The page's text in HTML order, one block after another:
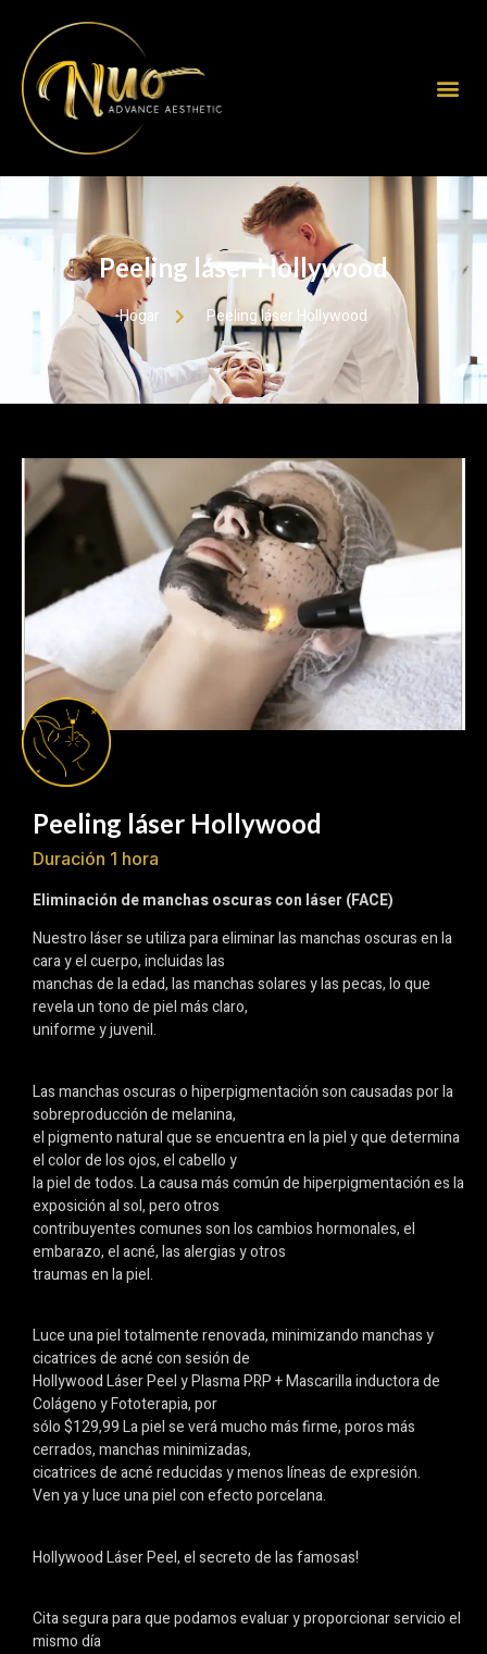
Peeling láser Hollywood
Hogar Peeling láser Hollywood
Peeling láser Hollywood
Duración 1 hora
Eliminación de manchas oscuras con láser (FACE)
Nuestro láser se utiliza para eliminar las manchas oscuras en la
cara y el cuerpo, incluidas las
manchas de la edad, las manchas solares y las pecas, lo que
revela un tono de piel más claro,
uniforme y juvenil.
Las manchas oscuras o hiperpigmentación son causadas por la
sobreproducción de melanina,
el pigmento natural que se encuentra en la piel y que determina
el color de los ojos, el cabello y
la piel de todos. La causa más común de hiperpigmentación es la
exposición al sol, pero otros
contribuyentes comunes son los cambios hormonales, el
embarazo, el acné, las alergias y otros
traumas en la piel.
Luce una piel totalmente renovada, minimizando manchas y
cicatrices de acné con sesión de
Hollywood Láser Peel y Plasma PRP + Mascarilla inductora de
Colágeno y Fototerapia, por
sólo $129,99 La piel se verá mucho más firme, poros más
cerrados, manchas minimizadas,
cicatrices de acné reducidas y menos líneas de expresión.
Ven ya y luce una piel con efecto porcelana.
Hollywood Láser Peel, el secreto de las famosas!
Cita segura para que podamos evaluar y proporcionar servicio el
mismo día